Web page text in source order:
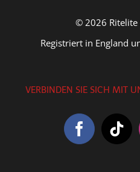
© 2026 Ritelite
Registriert in England
VERBINDEN SIE SICH MIT